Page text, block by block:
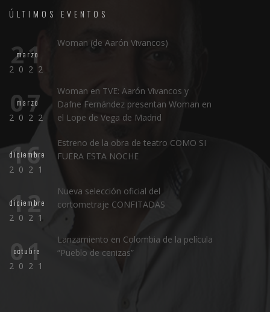
ÚLTIMOS EVENTOS
21
marzo
2022
Woman (de Aarón Vivancos)
07
marzo
2022
Woman en TVE: Aarón Vivancos y
Dafne Fernández presentan Woman en
el Lope de Vega de Madrid
16
diciembre
2021
Estreno de la obra de teatro COMO SI
FUERA ESTA NOCHE
12
diciembre
2021
Nueva selección oficial del
cortometraje CONFITADAS
01
octubre
2021
Lanzamiento en Colombia de la película
“Pueblo de cenizas”